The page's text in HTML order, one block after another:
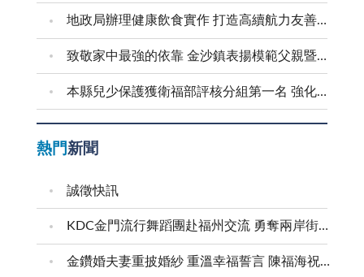
地政局辦理健康飲食實作 打造高續航力友善職場
致敬家中最強的依靠 金沙鎮表揚模範父親暨新好爸爸
本縣兒少保護獲衛福部評核分組第一名 強化預防與跨域合作 建構兒少安全成長環境
熱門新聞
誠徵快訊
KDC金門流行舞蹈團赴福州交流 勇奪兩岸街舞賽三等獎
金鑽婚夫妻重披婚紗 重溫幸福誓言 陳福海祝福牽手半世紀 情深相守成典範